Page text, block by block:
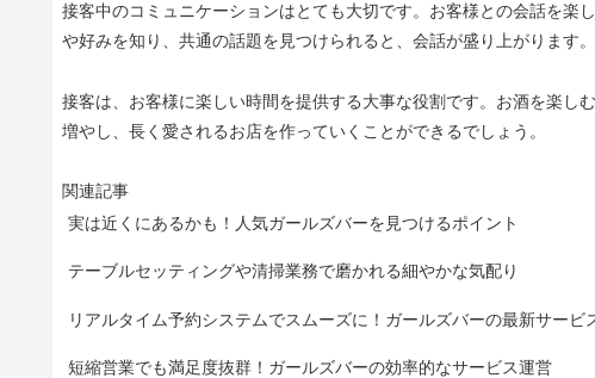
接客中のコミュニケーションはとても大切です。お客様との会話を楽
や好みを知り、共通の話題を見つけられると、会話が盛り上がります。
接客は、お客様に楽しい時間を提供する大事な役割です。お酒を楽し
増やし、長く愛されるお店を作っていくことができるでしょう。
関連記事
実は近くにあるかも！人気ガールズバーを見つけるポイント
テーブルセッティングや清掃業務で磨かれる細やかな気配り
リアルタイム予約システムでスムーズに！ガールズバーの最新サービ
短縮営業でも満足度抜群！ガールズバーの効率的なサービス運営